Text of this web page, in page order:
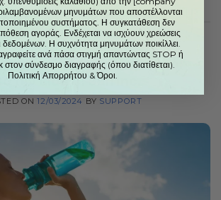
UNCATEGORIZED
ότι δεν πίνετε αρκετό νερό:
την Lida Green Inc.
ON12/03/2024 BY SUPPORT
μηνυμάτων που αποστέλλονται
συστήματος. Η συγκατάθεση δεν
αγοράς. Ενδέχεται να ισχύουν χρεώσεις
Η συχνότητα μηνυμάτων ποικίλλει.
ανά πάσα στιγμή απαντώντας STOP ή
στον σύνδεσμο διαγραφής (όπου διατίθεται).
Πολιτική Απορρήτου &Όροι.